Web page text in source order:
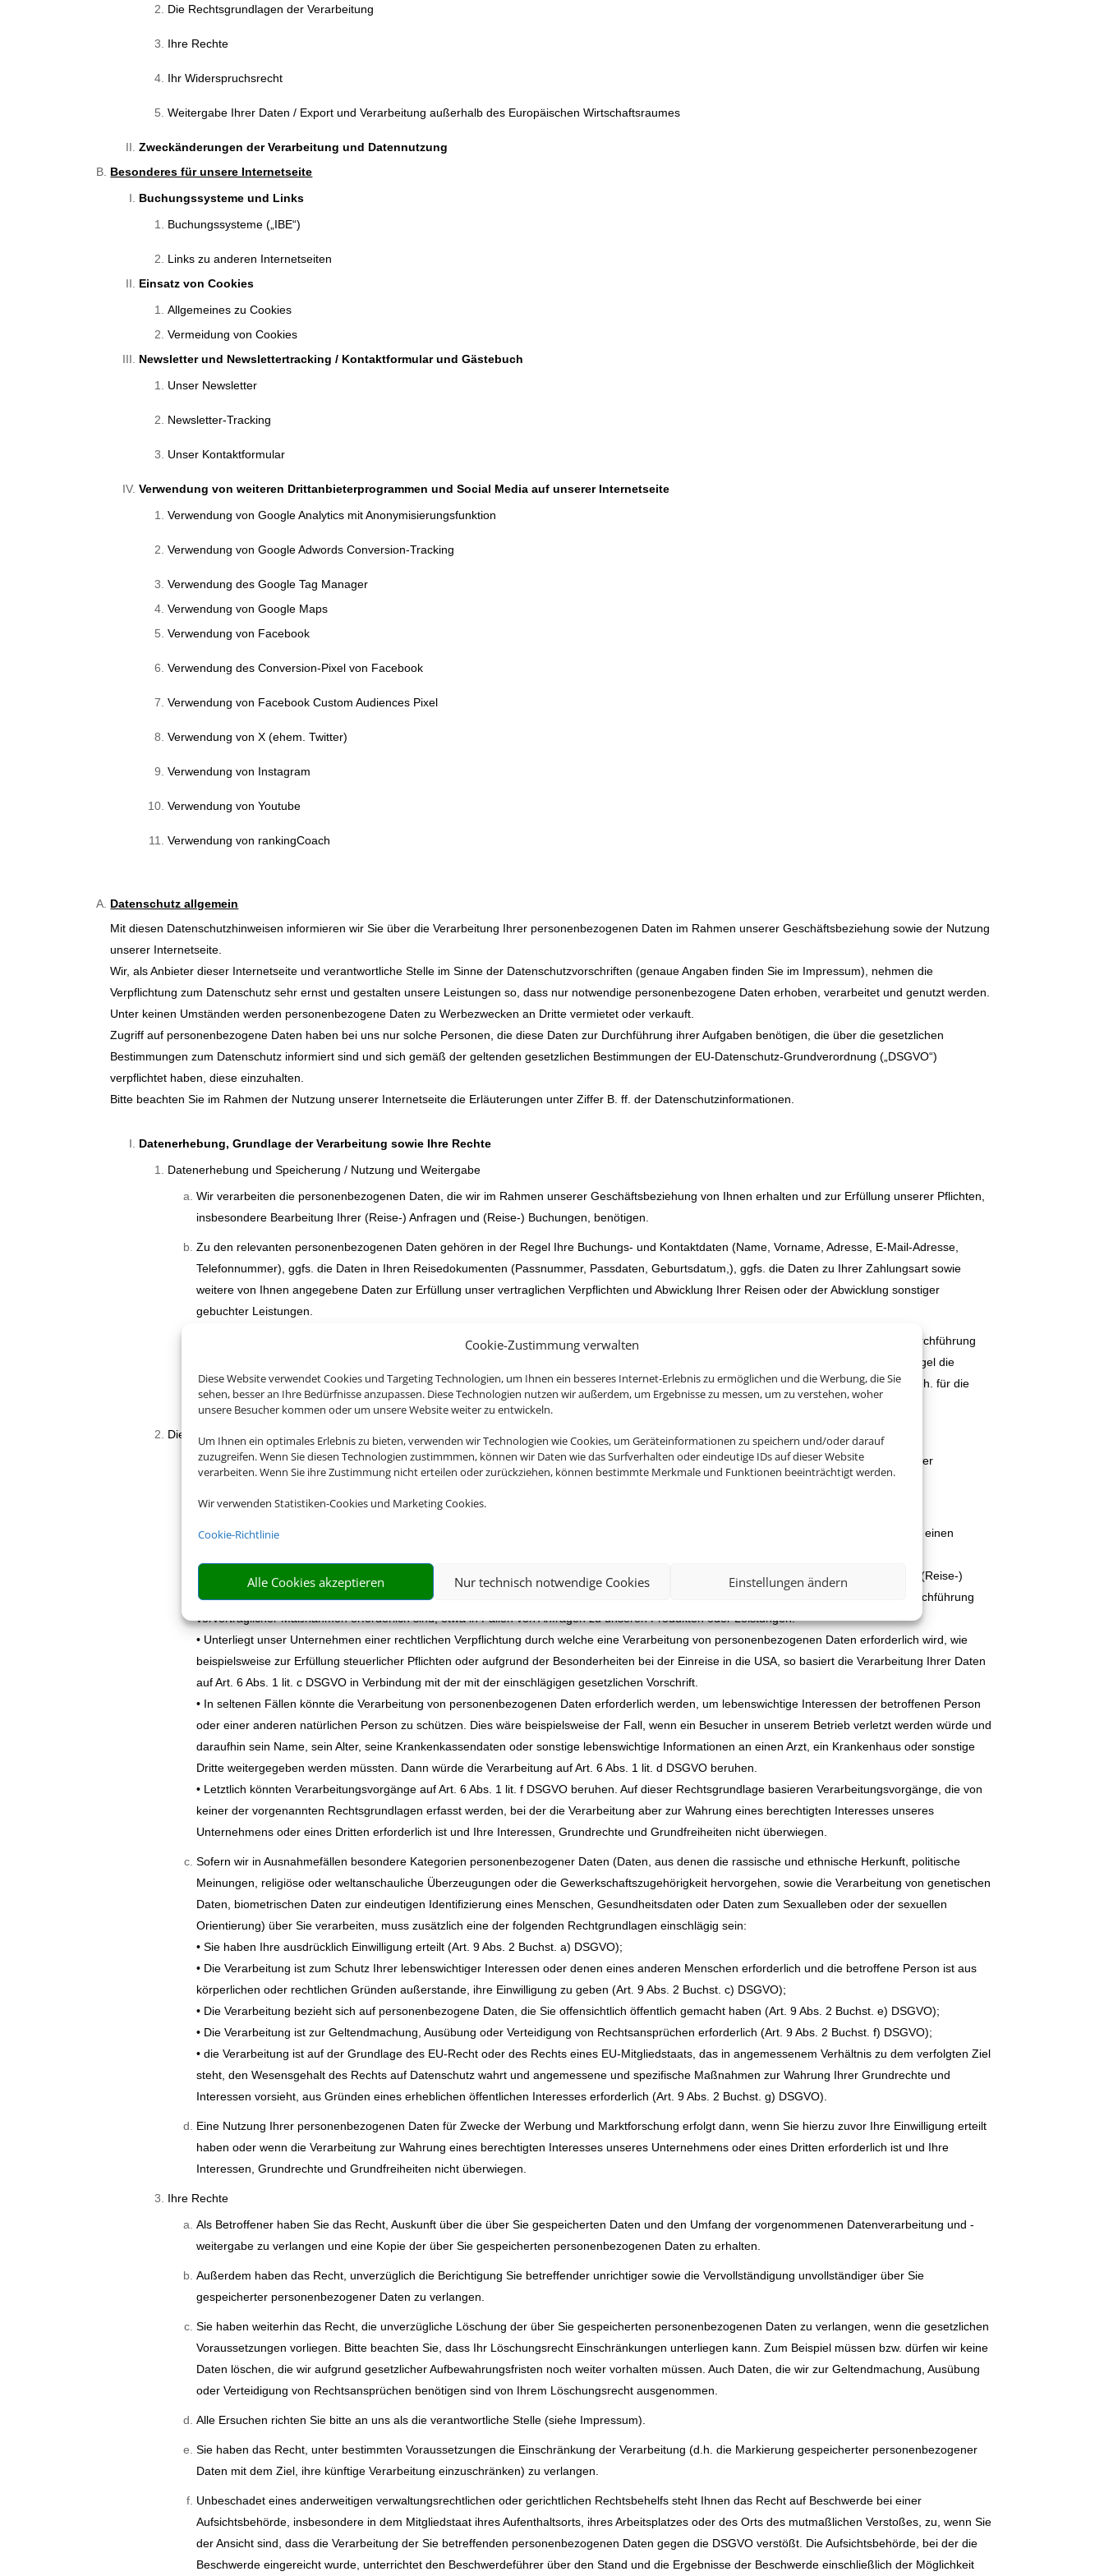
Cookie-Zustimmung verwalten
Diese Website verwendet Cookies und Targeting Technologien, um Ihnen ein besseres Internet-Erlebnis zu ermöglichen und die Werbung, die Sie
sehen, besser an Ihre Bedürfnisse anzupassen. Diese Technologien nutzen wir außerdem, um Ergebnisse zu messen, um zu verstehen, woher
unsere Besucher kommen oder um unsere Website weiter zu entwickeln.
Um Ihnen ein optimales Erlebnis zu bieten, verwenden wir Technologien wie Cookies, um Geräteinformationen zu speichern und/oder darauf
zuzugreifen. Wenn Sie diesen Technologien zustimmmen, können wir Daten wie das Surfverhalten oder eindeutige IDs auf dieser Website
verarbeiten. Wenn Sie ihre Zustimmung nicht erteilen oder zurückziehen, können bestimmte Merkmale und Funktionen beeinträchtigt werden.
Wir verwenden Statistiken-Cookies und Marketing Cookies.
Cookie-Richtlinie
Alle Cookies akzeptieren Nur technisch notwendige Cookies Einstellungen ändern
Die Rechtsgrundlagen der Verarbeitung
Ihre Rechte
Ihr Widerspruchsrecht
Weitergabe Ihrer Daten / Export und Verarbeitung außerhalb des Europäischen Wirtschaftsraumes
Zweckänderungen der Verarbeitung und Datennutzung
Besonderes für unsere Internetseite
Buchungssysteme und Links
Buchungssysteme („IBE“)
Links zu anderen Internetseiten
Einsatz von Cookies
Allgemeines zu Cookies
Vermeidung von Cookies
Newsletter und Newslettertracking / Kontaktformular und Gästebuch
Unser Newsletter
Newsletter-Tracking
Unser Kontaktformular
Verwendung von weiteren Drittanbieterprogrammen und Social Media auf unserer Internetseite
Verwendung von Google Analytics mit Anonymisierungsfunktion
Verwendung von Google Adwords Conversion-Tracking
Verwendung des Google Tag Manager
Verwendung von Google Maps
Verwendung von Facebook
Verwendung des Conversion-Pixel von Facebook
Verwendung von Facebook Custom Audiences Pixel
Verwendung von X (ehem. Twitter)
Verwendung von Instagram
Verwendung von Youtube
Verwendung von rankingCoach
Datenschutz allgemein
Mit diesen Datenschutzhinweisen informieren wir Sie über die Verarbeitung Ihrer personenbezogenen Daten im Rahmen unserer Geschäftsbeziehung sowie der Nutzung
unserer Internetseite.
Wir, als Anbieter dieser Internetseite und verantwortliche Stelle im Sinne der Datenschutzvorschriften (genaue Angaben finden Sie im Impressum), nehmen die
Verpflichtung zum Datenschutz sehr ernst und gestalten unsere Leistungen so, dass nur notwendige personenbezogene Daten erhoben, verarbeitet und genutzt werden.
Unter keinen Umständen werden personenbezogene Daten zu Werbezwecken an Dritte vermietet oder verkauft.
Zugriff auf personenbezogene Daten haben bei uns nur solche Personen, die diese Daten zur Durchführung ihrer Aufgaben benötigen, die über die gesetzlichen
Bestimmungen zum Datenschutz informiert sind und sich gemäß der geltenden gesetzlichen Bestimmungen der EU-Datenschutz-Grundverordnung („DSGVO“)
verpflichtet haben, diese einzuhalten.
Bitte beachten Sie im Rahmen der Nutzung unserer Internetseite die Erläuterungen unter Ziffer B. ff. der Datenschutzinformationen.
Datenerhebung, Grundlage der Verarbeitung sowie Ihre Rechte
Datenerhebung und Speicherung / Nutzung und Weitergabe
Wir verarbeiten die personenbezogenen Daten, die wir im Rahmen unserer Geschäftsbeziehung von Ihnen erhalten und zur Erfüllung unserer Pflichten,
insbesondere Bearbeitung Ihrer (Reise-) Anfragen und (Reise-) Buchungen, benötigen.
Zu den relevanten personenbezogenen Daten gehören in der Regel Ihre Buchungs- und Kontaktdaten (Name, Vorname, Adresse, E-Mail-Adresse,
Telefonnummer), ggfs. die Daten in Ihren Reisedokumenten (Passnummer, Passdaten, Geburtsdatum,), ggfs. die Daten zu Ihrer Zahlungsart sowie
weitere von Ihnen angegebene Daten zur Erfüllung unser vertraglichen Verpflichten und Abwicklung Ihrer Reisen oder der Abwicklung sonstiger
gebuchter Leistungen.
Im Rahmen unserer Geschäftsbeziehung müssen Sie nur diejenigen personenbezogenen Daten bereitstellen, die für die Aufnahme und Durchführung
einer Geschäftsbeziehung erforderlich sind oder zu deren Erhebung wir gesetzlich verpflichtet sind. Ohne diese Daten werden wir in der Regel die
Ausführung des Auftrages ablehnen müssen oder einen bestehenden Vertrag nicht mehr durchführen können und ggf. beenden müssen; D.h. für die
Nutzung eines Services bzw. einer Funktionalität ist es erforderlich, dass Sie die angegebenen Daten bereitstellen.
Die Rechtsgrundlagen der Verarbeitung
Die von Ihnen erhobenen personenbezogenen Daten werden zu verschiedenen Zwecken erhoben und verarbeitet. Die konkreten Zwecke der
Verarbeitung ergeben sich aus den jeweiligen beauftragten Leistungen.
Die Rechtsgrundlagen der Verarbeitung Ihrer Daten ergeben sich dabei aus den Art. 6 und Art. 9 DSGVO.
• Art. 6 Abs. 1 lit. a DSGVO dient unserem Unternehmen als Rechtsgrundlage für Verarbeitungsvorgänge, bei denen wir Ihre Einwilligung für einen
• Ist die Verarbeitung personenbezogener Daten zur Erfüllung eines Vertrags erforderlich, wie dies beispielsweise bei der Bearbeitung Ihrer (Reise-)
Buchungen der Fall ist, so beruht die Verarbeitung auf Art. 6 Abs. 1 lit. b DSGVO. Gleiches gilt für solche Verarbeitungsvorgänge die zur Durchführung
vorvertraglicher Maßnahmen erforderlich sind, etwa in Fällen von Anfragen zu unseren Produkten oder Leistungen.
• Unterliegt unser Unternehmen einer rechtlichen Verpflichtung durch welche eine Verarbeitung von personenbezogenen Daten erforderlich wird, wie
beispielsweise zur Erfüllung steuerlicher Pflichten oder aufgrund der Besonderheiten bei der Einreise in die USA, so basiert die Verarbeitung Ihrer Daten
auf Art. 6 Abs. 1 lit. c DSGVO in Verbindung mit der mit der einschlägigen gesetzlichen Vorschrift.
• In seltenen Fällen könnte die Verarbeitung von personenbezogenen Daten erforderlich werden, um lebenswichtige Interessen der betroffenen Person
oder einer anderen natürlichen Person zu schützen. Dies wäre beispielsweise der Fall, wenn ein Besucher in unserem Betrieb verletzt werden würde und
daraufhin sein Name, sein Alter, seine Krankenkassendaten oder sonstige lebenswichtige Informationen an einen Arzt, ein Krankenhaus oder sonstige
Dritte weitergegeben werden müssten. Dann würde die Verarbeitung auf Art. 6 Abs. 1 lit. d DSGVO beruhen.
• Letztlich könnten Verarbeitungsvorgänge auf Art. 6 Abs. 1 lit. f DSGVO beruhen. Auf dieser Rechtsgrundlage basieren Verarbeitungsvorgänge, die von
keiner der vorgenannten Rechtsgrundlagen erfasst werden, bei der die Verarbeitung aber zur Wahrung eines berechtigten Interesses unseres
Unternehmens oder eines Dritten erforderlich ist und Ihre Interessen, Grundrechte und Grundfreiheiten nicht überwiegen.
Sofern wir in Ausnahmefällen besondere Kategorien personenbezogener Daten (Daten, aus denen die rassische und ethnische Herkunft, politische
Meinungen, religiöse oder weltanschauliche Überzeugungen oder die Gewerkschaftszugehörigkeit hervorgehen, sowie die Verarbeitung von genetischen
Daten, biometrischen Daten zur eindeutigen Identifizierung eines Menschen, Gesundheitsdaten oder Daten zum Sexualleben oder der sexuellen
Orientierung) über Sie verarbeiten, muss zusätzlich eine der folgenden Rechtgrundlagen einschlägig sein:
• Sie haben Ihre ausdrücklich Einwilligung erteilt (Art. 9 Abs. 2 Buchst. a) DSGVO);
• Die Verarbeitung ist zum Schutz Ihrer lebenswichtiger Interessen oder denen eines anderen Menschen erforderlich und die betroffene Person ist aus
körperlichen oder rechtlichen Gründen außerstande, ihre Einwilligung zu geben (Art. 9 Abs. 2 Buchst. c) DSGVO);
• Die Verarbeitung bezieht sich auf personenbezogene Daten, die Sie offensichtlich öffentlich gemacht haben (Art. 9 Abs. 2 Buchst. e) DSGVO);
• Die Verarbeitung ist zur Geltendmachung, Ausübung oder Verteidigung von Rechtsansprüchen erforderlich (Art. 9 Abs. 2 Buchst. f) DSGVO);
• die Verarbeitung ist auf der Grundlage des EU-Recht oder des Rechts eines EU-Mitgliedstaats, das in angemessenem Verhältnis zu dem verfolgten Ziel
steht, den Wesensgehalt des Rechts auf Datenschutz wahrt und angemessene und spezifische Maßnahmen zur Wahrung Ihrer Grundrechte und
Interessen vorsieht, aus Gründen eines erheblichen öffentlichen Interesses erforderlich (Art. 9 Abs. 2 Buchst. g) DSGVO).
Eine Nutzung Ihrer personenbezogenen Daten für Zwecke der Werbung und Marktforschung erfolgt dann, wenn Sie hierzu zuvor Ihre Einwilligung erteilt
haben oder wenn die Verarbeitung zur Wahrung eines berechtigten Interesses unseres Unternehmens oder eines Dritten erforderlich ist und Ihre
Interessen, Grundrechte und Grundfreiheiten nicht überwiegen.
Ihre Rechte
Als Betroffener haben Sie das Recht, Auskunft über die über Sie gespeicherten Daten und den Umfang der vorgenommenen Datenverarbeitung und -
weitergabe zu verlangen und eine Kopie der über Sie gespeicherten personenbezogenen Daten zu erhalten.
Außerdem haben das Recht, unverzüglich die Berichtigung Sie betreffender unrichtiger sowie die Vervollständigung unvollständiger über Sie
gespeicherter personenbezogener Daten zu verlangen.
Sie haben weiterhin das Recht, die unverzügliche Löschung der über Sie gespeicherten personenbezogenen Daten zu verlangen, wenn die gesetzlichen
Voraussetzungen vorliegen. Bitte beachten Sie, dass Ihr Löschungsrecht Einschränkungen unterliegen kann. Zum Beispiel müssen bzw. dürfen wir keine
Daten löschen, die wir aufgrund gesetzlicher Aufbewahrungsfristen noch weiter vorhalten müssen. Auch Daten, die wir zur Geltendmachung, Ausübung
oder Verteidigung von Rechtsansprüchen benötigen sind von Ihrem Löschungsrecht ausgenommen.
Alle Ersuchen richten Sie bitte an uns als die verantwortliche Stelle (siehe Impressum).
Sie haben das Recht, unter bestimmten Voraussetzungen die Einschränkung der Verarbeitung (d.h. die Markierung gespeicherter personenbezogener
Daten mit dem Ziel, ihre künftige Verarbeitung einzuschränken) zu verlangen.
Unbeschadet eines anderweitigen verwaltungsrechtlichen oder gerichtlichen Rechtsbehelfs steht Ihnen das Recht auf Beschwerde bei einer
Aufsichtsbehörde, insbesondere in dem Mitgliedstaat ihres Aufenthaltsorts, ihres Arbeitsplatzes oder des Orts des mutmaßlichen Verstoßes, zu, wenn Sie
der Ansicht sind, dass die Verarbeitung der Sie betreffenden personenbezogenen Daten gegen die DSGVO verstößt. Die Aufsichtsbehörde, bei der die
Beschwerde eingereicht wurde, unterrichtet den Beschwerdeführer über den Stand und die Ergebnisse der Beschwerde einschließlich der Möglichkeit